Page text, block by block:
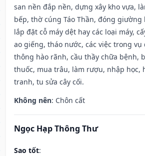
san nền đắp nền, dựng xây kho vựa,
bếp, thờ cúng Táo Thần, đóng giường
lắp đặt cỗ máy dệt hay các loại máy,
ao giếng, tháo nước, các việc trong
thông hào rãnh, cầu thầy chữa bệnh,
thuốc, mua trâu, làm rượu, nhập học,
tranh, tu sửa cây cối.
Không nên: Chôn cất
Ngọc Hạp Thông Thư
Sao tốt: